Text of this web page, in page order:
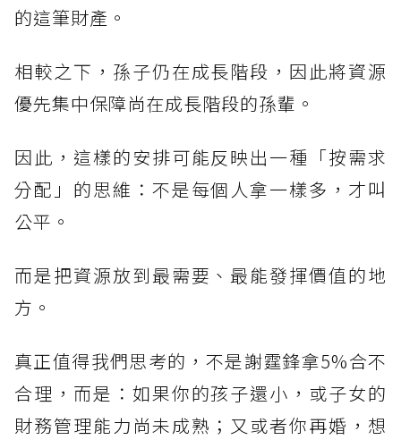
的這筆財產。
相較之下，孫子仍在成長階段，因此將資源
優先集中保障尚在成長階段的孫輩。
因此，這樣的安排可能反映出一種「按需求
分配」的思維：不是每個人拿一樣多，才叫
公平。
而是把資源放到最需要、最能發揮價值的地
方。
真正值得我們思考的，不是謝霆鋒拿5%合不
合理，而是：如果你的孩子還小，或子女的
財務管理能力尚未成熟；又或者你再婚，想